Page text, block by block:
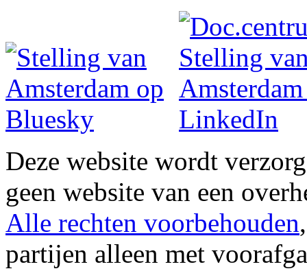
Deze website wordt
geen website van een
Alle rechten voorbehouden
partijen alleen met